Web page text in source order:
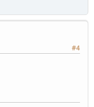
#4